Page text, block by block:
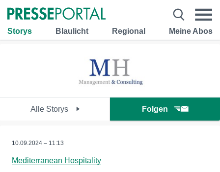
Storys Blaulicht Regional Meine Abos
Alle Storys Folgen
10.09.2024 – 11:13
Mediterranean Hospitality